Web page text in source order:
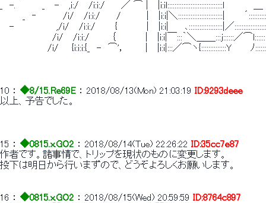
_　-.　　　　_ 　- 　,i:/ 　/i:i:/　 　／ ⌒ | 　|i:il:::::::::::::::::::::::::::::::ｌ 　 　 　＿
_　‐　　　　/i/ 　/i:i:/　 　/　　 　 | 　|i:i|＼:::::::::::::::::::::::::|　 　
-　　　　　　 ,/i/ 　/i:i:/　　　{　　　　 | 　|i:i|　 　､:::::::::::::::::::|／
/i/ 　/i:i:/ 　 　 ｛　　　　 | 　|i:i|￣:::｀＼＿＿:::j::::::／
/i/　　{i:i:i:{_　-　⌒'，　　　| 　|i:i|:::／⌒ヽ{::::::::::::::Y　 　 ﾉ
10 ： ◆8/15.Re69E ： 2018/08/13(Mon) 21:03:19 ID:9293deee
以上、予告でした。
15 ： ◆0815.x.GO2 ： 2018/08/14(Tue) 22:26:22 ID:35cc7e87
作者です。諸事情で、トリップを現状のものに変更します。
投下は明日から行いまずので、どうぞよろしくお願いします。
16 ： ◆0815.x.GO2 ： 2018/08/15(Wed) 20:59:59 ID:8764c897